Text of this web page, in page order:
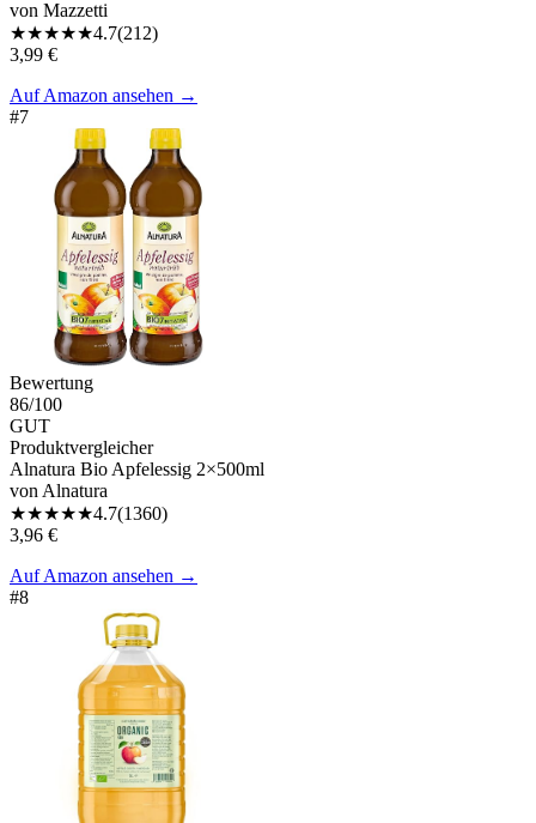
von Mazzetti
★★★★★4.7(212)
3,99 €
Auf Amazon ansehen →
#7
Bewertung
86/100
GUT
Produktvergleicher
Alnatura Bio Apfelessig 2×500ml
von Alnatura
★★★★★4.7(1360)
3,96 €
Auf Amazon ansehen →
#8